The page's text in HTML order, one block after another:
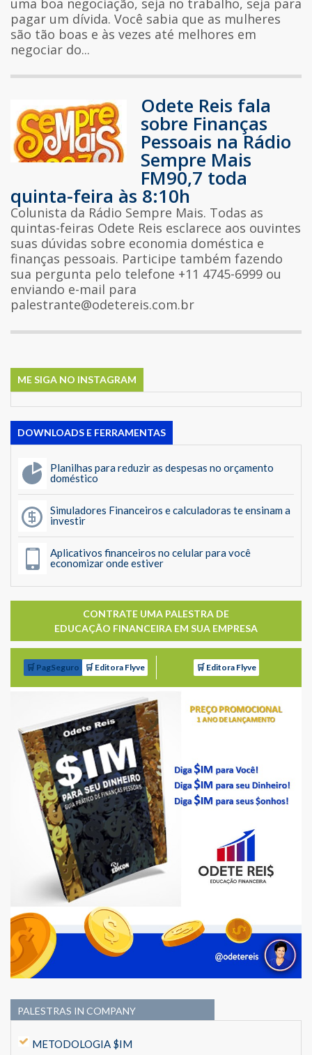
pagar um dívida. Você sabia que as mulheres
são tão boas e às vezes até melhores em
negociar do...
Odete Reis fala
sobre Finanças
Pessoais na Rádio
Sempre Mais
FM90,7 toda
quinta-feira às 8:10h
Colunista da Rádio Sempre Mais. Todas as
quintas-feiras Odete Reis esclarece aos ouvintes
suas dúvidas sobre economia doméstica e
finanças pessoais. Participe também fazendo
sua pergunta pelo telefone +11 4745-6999 ou
enviando e-mail para
palestrante@odetereis.com.br
ME SIGA NO INSTAGRAM
DOWNLOADS E FERRAMENTAS
Planilhas para reduzir as despesas no orçamento
doméstico
Simuladores Financeiros e calculadoras te ensinam a
investir
Aplicativos financeiros no celular para você
economizar onde estiver
CONTRATE UMA PALESTRA DE
EDUCAÇÃO FINANCEIRA EM SUA EMPRESA
🛒 PagSeguro 🛒 Editora Flyve 🛒 Editora Flyve
PALESTRAS IN COMPANY
METODOLOGIA $IM